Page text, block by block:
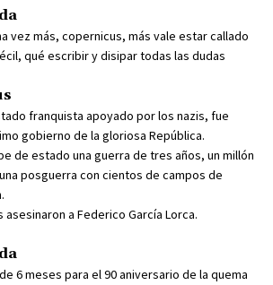
vez más, copernicus, más vale estar callado
qué escribir y disipar todas las dudas
franquista apoyado por los nazis, fue
gobierno de la gloriosa República.
de estado una guerra de tres años, un millón
posguerra con cientos de campos de
asesinaron a Federico García Lorca.
6 meses para el 90 aniversario de la quema